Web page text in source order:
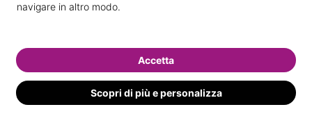
navigare in altro modo.
Scopri di più e personalizza
Accetta